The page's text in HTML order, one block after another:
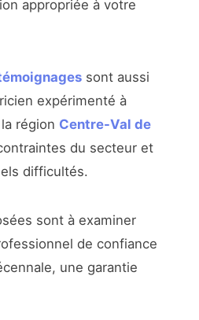
appropriée à votre
sont aussi
expérimenté à
région Centre-Val de
du secteur et
difficultés.
sont à examiner
de confiance
une garantie